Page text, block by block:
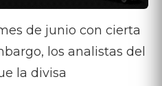
de junio con cierta
los analistas del
la divisa